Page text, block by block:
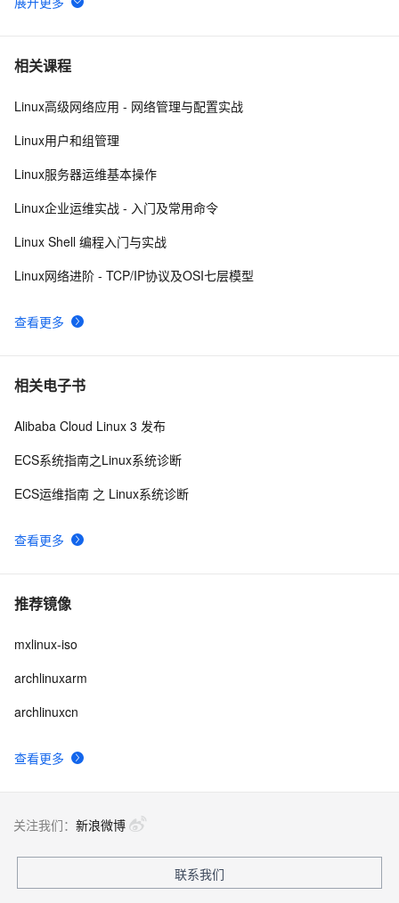
6 linux多线程示例
7 经常登录Linux，用户密码背后的知识了解一下
8 Linux 下的 sleep
10 linux下SOCKET深入
相关课程
查看更多
Linux高级网络应用 - 网络管理与配置实战
Linux用户和组管理
Linux服务器运维基本操作
Linux企业运维实战 - 入门及常用命令
Linux Shell 编程入门与实战
Linux网络进阶 - TCP/IP协议及OSI七层模型
相关电子书
查看更多
Alibaba Cloud Linux 3 发布
ECS系统指南之Linux系统诊断
ECS运维指南 之 Linux系统诊断
推荐镜像
查看更多
mxlinux-iso
archlinuxarm
archlinuxcn
关注我们： 新浪微博
联系我们